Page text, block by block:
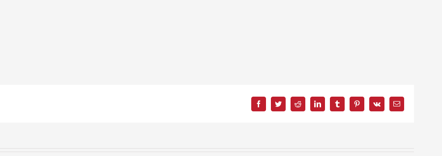
FacebookTwitterReddit LinkedInTumblrPinterest
Vk
Correo
electrónico